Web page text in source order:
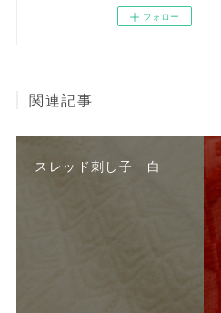
フォロー
関連記事
スレッド刺し子 白